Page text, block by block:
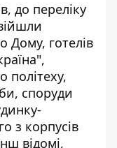
до переліку
Дому, готелів
політеху,
споруди
з корпусів
відомі,